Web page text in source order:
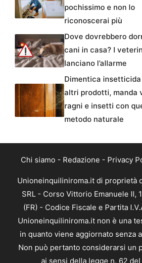
pochissimo e non lo
riconoscerai più
Dove dovrebbero
cani in casa? I
lanciano l’allarme
Dimentica insetticida
altri prodotti, manda
ragni e insetti con
metodo naturale
Chi siamo - Redazione - Privacy
Unioneinquiliniroma.it di proprietà
SRL - Corso Vittorio Emanuele II,
(FR) - Codice Fiscale e Partita
Unioneinquiliniroma.it non è una
in quanto viene aggiornato senza
Non può pertanto considerarsi un
ai sensi della legge n. 62 del